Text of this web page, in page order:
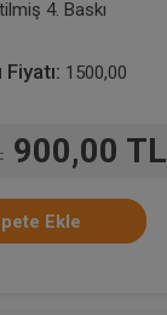
4. Baskı
Fiyatı: 1500,00
900,00 TL
Ekle